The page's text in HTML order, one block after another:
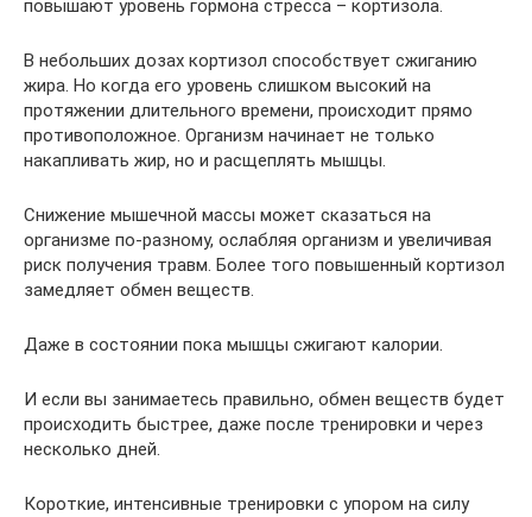
повышают уровень гормона стресса – кортизола.
В небольших дозах кортизол способствует сжиганию
жира. Но когда его уровень слишком высокий на
протяжении длительного времени, происходит прямо
противоположное. Организм начинает не только
накапливать жир, но и расщеплять мышцы.
Снижение мышечной массы может сказаться на
организме по-разному, ослабляя организм и увеличивая
риск получения травм. Более того повышенный кортизол
замедляет обмен веществ.
Даже в состоянии пока мышцы сжигают калории.
И если вы занимаетесь правильно, обмен веществ будет
происходить быстрее, даже после тренировки и через
несколько дней.
Короткие, интенсивные тренировки c упором на силу